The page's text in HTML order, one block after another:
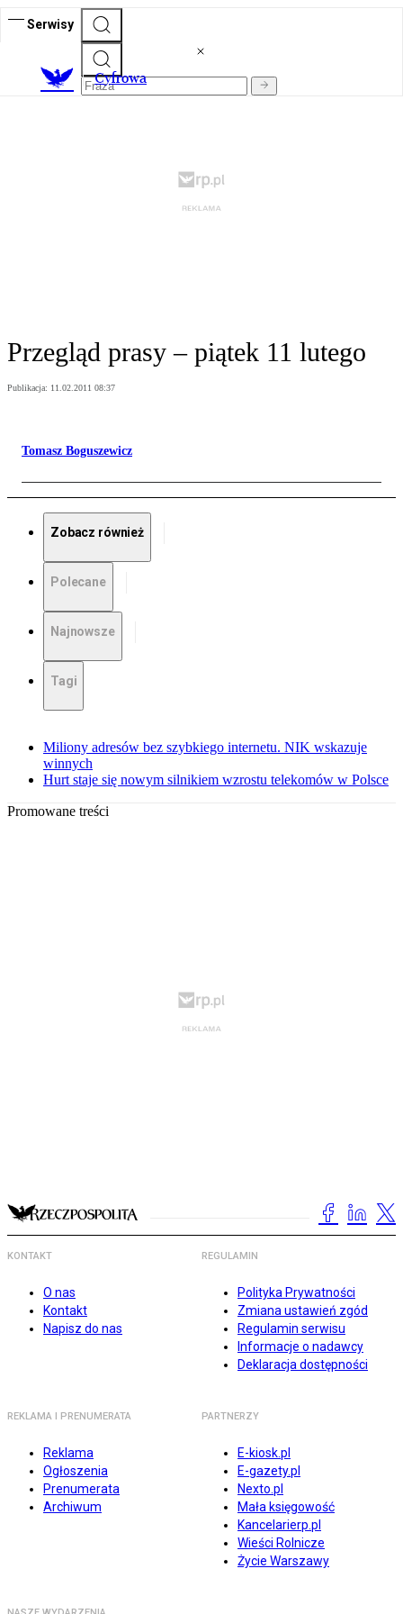
Serwisy
Cyfrowa
Przegląd prasy – piątek 11 lutego
Publikacja: 11.02.2011 08:37
Tomasz Boguszewicz
Zobacz również
Polecane
Najnowsze
Tagi
Miliony adresów bez szybkiego internetu. NIK wskazuje
winnych
Hurt staje się nowym silnikiem wzrostu telekomów w Polsce
Promowane treści
KONTAKT
O nas
Kontakt
Napisz do nas
REGULAMIN
Polityka Prywatności
Zmiana ustawień zgód
Regulamin serwisu
Informacje o nadawcy
Deklaracja dostępności
REKLAMA I PRENUMERATA
Reklama
Ogłoszenia
Prenumerata
Archiwum
PARTNERZY
E-kiosk.pl
E-gazety.pl
Nexto.pl
Mała księgowość
Kancelarierp.pl
Wieści Rolnicze
Życie Warszawy